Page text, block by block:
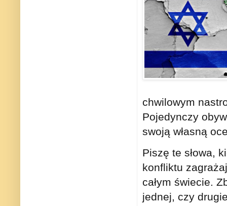
chwilowym
Pojedynczy
swoją własną
Piszę te słowa,
konfliktu
całym świecie.
jednej, czy